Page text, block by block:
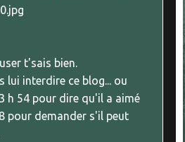
t'sais bien.
lui interdire ce blog... ou
h 54 pour dire qu'il a aimé
pour demander s'il peut